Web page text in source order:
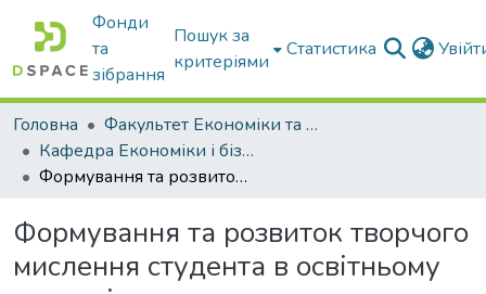
Фонди
та
зібрання
Пошук за
критеріями
Статистика
Головна
Факультет Економіки та бізнесу
Кафедра Економіки і бізнесу
Формування та розвиток творчого мислення студента в освітньому процесі
Формування та розвиток творчого
мислення студента в освітньому